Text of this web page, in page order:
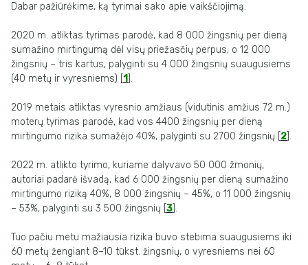
Dabar pažiūrėkime, ką tyrimai sako apie vaikščiojimą.
2020 m. atliktas tyrimas parodė, kad 8 000 žingsnių per dieną
sumažino mirtingumą dėl visų priežasčių perpus, o 12 000
žingsnių – tris kartus, palyginti su 4 000 žingsnių suaugusiems
(40 metų ir vyresniems) [ 1 ].
2019 metais atliktas vyresnio amžiaus (vidutinis amžius 72 m.)
moterų tyrimas parodė, kad vos 4400 žingsnių per dieną
mirtingumo rizika sumažėjo 40%, palyginti su 2700 žingsnių [ 2 ].
2022 m. atlikto tyrimo, kuriame dalyvavo 50 000 žmonių,
autoriai padarė išvadą, kad 6 000 žingsnių per dieną sumažino
mirtingumo riziką 40%, 8 000 žingsnių – 45%, o 11 000 žingsnių
– 53%, palyginti su 3 500 žingsnių [ 3 ].
Tuo pačiu metu mažiausia rizika buvo stebima suaugusiems iki
60 metų žengiant 8–10 tūkst. žingsnių, o vyresniems nei 60